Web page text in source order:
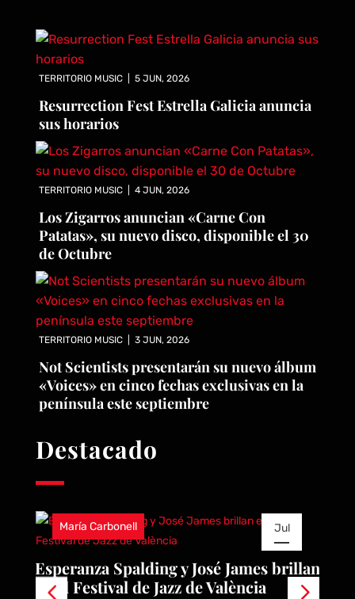
TERRITORIO MUSIC 5 JUN, 2026
Resurrection Fest Estrella Galicia anuncia
sus horarios
TERRITORIO MUSIC 4 JUN, 2026
Los Zigarros anuncian «Carne Con
Patatas», su nuevo disco, disponible el 30
de Octubre
TERRITORIO MUSIC 3 JUN, 2026
Not Scientists presentarán su nuevo álbum
«Voices» en cinco fechas exclusivas en la
península este septiembre
Destacado
María Carbonell Jul
Esperanza Spalding y José James brillan
en el Festival de Jazz de València